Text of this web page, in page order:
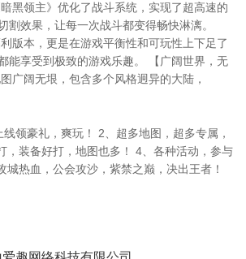
黑领主》优化了战斗系统，实现了超高速的
割效果，让每一次战斗都变得畅快淋漓。
版本，更是在游戏平衡性和可玩性上下足了
能享受到极致的游戏乐趣。 【广阔世界，无
广阔无垠，包含多个风格迥异的大陆，
领豪礼，爽玩！ 2、超多地图，超多专属，
，装备好打，地图也多！ 4、各种活动，参与
城热血，公会攻沙，紫禁之巅，决出王者！